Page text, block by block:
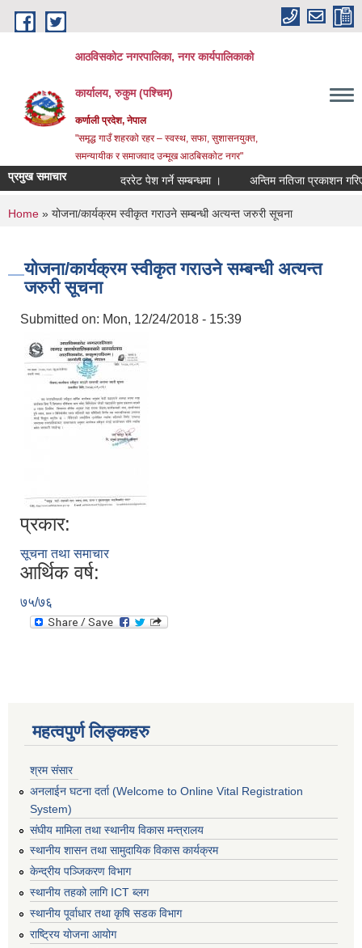
Skip to main content
आठविसकोट नगरपालिका, नगर कार्यपालिकाको
कार्यालय, रुकुम (पश्चिम)
कर्णाली प्रदेश, नेपाल
"समृद्ध गाउँ शहरको रहर – स्वस्थ, सफा, सुशासनयुक्त,
समन्यायीक र समाजवाद उन्मूख आठबिसकोट नगर"
प्रमुख समाचार दररेट पेश गर्ने सम्बन्धमा । अन्तिम नतिजा प्रकाशन गरिएको
You are here
Home » योजना/कार्यक्रम स्वीकृत गराउने सम्बन्धी अत्यन्त जरुरी सूचना
योजना/कार्यक्रम स्वीकृत गराउने सम्बन्धी अत्यन्त
जरुरी सूचना
Submitted on: Mon, 12/24/2018 - 15:39
प्रकार:
सूचना तथा समाचार
आर्थिक वर्ष:
७५/७६
महत्वपुर्ण लिङ्कहरु
श्रम संसार
अनलाईन घटना दर्ता (Welcome to Online Vital Registration
System)
संघीय मामिला तथा स्थानीय विकास मन्त्रालय
स्थानीय शासन तथा सामुदायिक विकास कार्यक्रम
केन्द्रीय पञ्जिकरण विभाग
स्थानीय तहको लागि ICT ब्लग
स्थानीय पूर्वाधार तथा कृषि सडक विभाग
राष्ट्रिय योजना आयोग